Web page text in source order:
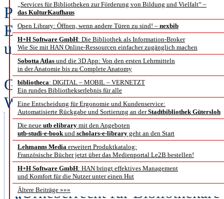
„Services für Bibliotheken zur Förderung von Bildung und Vielfalt“ –
das KulturKaufhaus
Open Library: Öffnen, wenn andere Türen zu sind! – nexbib
H+H Software GmbH: Die Bibliothek als Information-Broker
Wie Sie mit HAN Online-Ressourcen einfacher zugänglich machen
Sobotta Atlas und die 3D App: Von den ersten Lehrmitteln
in der Anatomie bis zu Complete Anatomy
bibliotheca: DIGITAL – MOBIL – VERNETZT
Ein rundes Bibliothekserlebnis für alle
Eine Entscheidung für Ergonomie und Kundenservice:
Automatisierte Rückgabe und Sortierung an derStadtbibliothek Gütersloh
Die neue utb elibrary mit den Angeboten
utb-studi-e-bookund scholars-e-library geht an den Start
Lehmanns Media erweitert Produktkatalog:
Französische Bücher jetzt über das Medienportal Le2B bestellen!
H+H Software GmbH: HAN bringt effektives Management
und Komfort für die Nutzer unter einen Hut
Ältere Beiträge »»»
Prof. Dr. Gabriele Beger bekam
Einsatz Anfang des Jahres das
und ging Ende März in den
Nicole Gageur und Prof. Dr.
Gabriele Beger in Hamburg. Sie
Wirken als Direktorin der
Universitätsbibliothek Carl von
Urheberrechtsdebatte.
b.i.t.online verriet sie, dass es
werden wird; unter anderem
„Urheberrecht für